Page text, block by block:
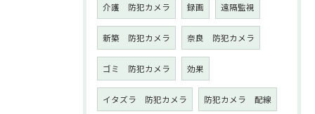
介護 防犯カメラ 録画 遠隔監視
新築 防犯カメラ 奈良 防犯カメラ
ゴミ 防犯カメラ 効果
イタズラ 防犯カメラ 防犯カメラ 配線